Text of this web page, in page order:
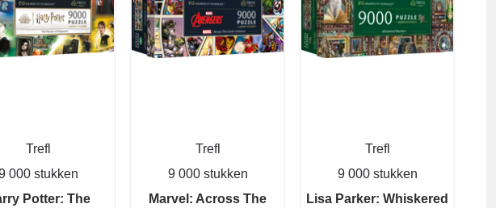
Trefl
000 stukken
Potter: The
Trefl
9 000 stukken
Marvel: Across The
Trefl
9 000 stukken
Lisa Parker: Whiskered